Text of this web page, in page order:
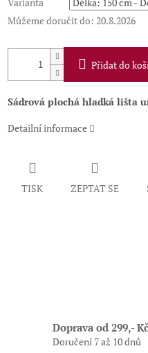
Varianta
Můžeme doručit do: 20.8.2026
Přidat do
Sádrová plochá hladká lišta
Detailní informace
TISK ZEPTAT SE
Doprava od 299,- Kč
Doručení 7 až 10 dnů